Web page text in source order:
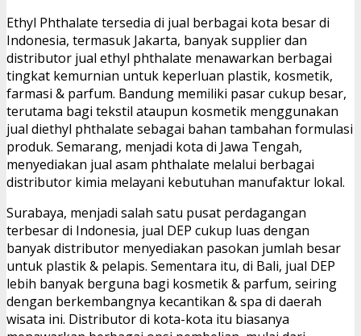
Ethyl Phthalate tersedia di jual berbagai kota besar di
Indonesia, termasuk Jakarta, banyak supplier dan
distributor jual ethyl phthalate menawarkan berbagai
tingkat kemurnian untuk keperluan plastik, kosmetik,
farmasi & parfum. Bandung memiliki pasar cukup besar,
terutama bagi tekstil ataupun kosmetik menggunakan
jual diethyl phthalate sebagai bahan tambahan formulasi
produk. Semarang, menjadi kota di Jawa Tengah,
menyediakan jual asam phthalate melalui berbagai
distributor kimia melayani kebutuhan manufaktur lokal.
Surabaya, menjadi salah satu pusat perdagangan
terbesar di Indonesia, jual DEP cukup luas dengan
banyak distributor menyediakan pasokan jumlah besar
untuk plastik & pelapis. Sementara itu, di Bali, jual DEP
lebih banyak berguna bagi kosmetik & parfum, seiring
dengan berkembangnya kecantikan & spa di daerah
wisata ini. Distributor di kota-kota itu biasanya